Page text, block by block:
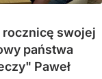
swojej
państwa
Paweł